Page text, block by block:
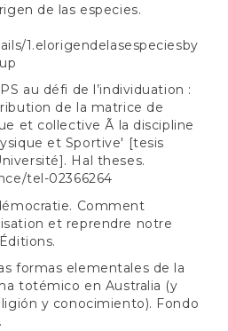
de las especies.
1.elorigendelasespeciesby
au défi de l’individuation :
de la matrice de
et collective Ã la discipline
et Sportive' [tesis
Hal theses.
tel-02366264
Comment
et reprendre notre
formas elementales de la
totémico en Australia (y
y conocimiento). Fondo